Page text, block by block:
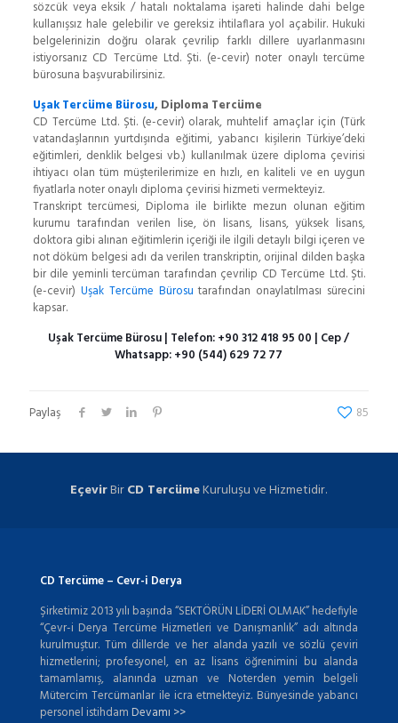
sözcük veya eksik / hatalı noktalama işareti halinde dahi belge
kullanışsız hale gelebilir ve gereksiz ihtilaflara yol açabilir. Hukuki
belgelerinizin doğru olarak çevrilip farklı dillere uyarlanmasını
istiyorsanız CD Tercüme Ltd. Şti. (e-cevir) noter onaylı tercüme
bürosuna başvurabilirsiniz.
Uşak Tercüme Bürosu, Diploma Tercüme
CD Tercüme Ltd. Şti. (e-cevir) olarak, muhtelif amaçlar için (Türk
vatandaşlarının yurtdışında eğitimi, yabancı kişilerin Türkiye’deki
eğitimleri, denklik belgesi vb.) kullanılmak üzere diploma çevirisi
ihtiyacı olan tüm müşterilerimize en hızlı, en kaliteli ve en uygun
fiyatlarla noter onaylı diploma çevirisi hizmeti vermekteyiz.
Transkript tercümesi, Diploma ile birlikte mezun olunan eğitim
kurumu tarafından verilen lise, ön lisans, lisans, yüksek lisans,
doktora gibi alınan eğitimlerin içeriği ile ilgili detaylı bilgi içeren ve
not döküm belgesi adı da verilen transkriptin, orijinal dilden başka
bir dile yeminli tercüman tarafından çevrilip CD Tercüme Ltd. Şti.
(e-cevir) Uşak Tercüme Bürosu tarafından onaylatılması sürecini
kapsar.
Uşak Tercüme Bürosu| Telefon:+90 312 418 95 00 | Cep /
Whatsapp:+90 (544) 629 72 77
Paylaş 85
EçevirBirCD TercümeKuruluşu ve Hizmetidir.
CD Tercüme – Cevr-i Derya
Şirketimiz 2013 yılı başında “SEKTÖRÜN LİDERİ OLMAK” hedefiyle
“Çevr-i Derya Tercüme Hizmetleri ve Danışmanlık” adı altında
kurulmuştur. Tüm dillerde ve her alanda yazılı ve sözlü çeviri
hizmetlerini; profesyonel, en az lisans öğrenimini bu alanda
tamamlamış, alanında uzman ve Noterden yemin belgeli
Mütercim Tercümanlar ile icra etmekteyiz. Bünyesinde yabancı
personel istihdamDevamı >>